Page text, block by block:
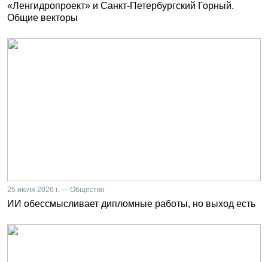
«Ленгидропроект» и Санкт-Петербургский Горный.
Общие векторы
25 июля 2026 г. — Общество
ИИ обессмысливает дипломные работы, но выход есть